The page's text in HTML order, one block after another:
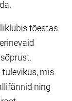
tõestas
mis
ning